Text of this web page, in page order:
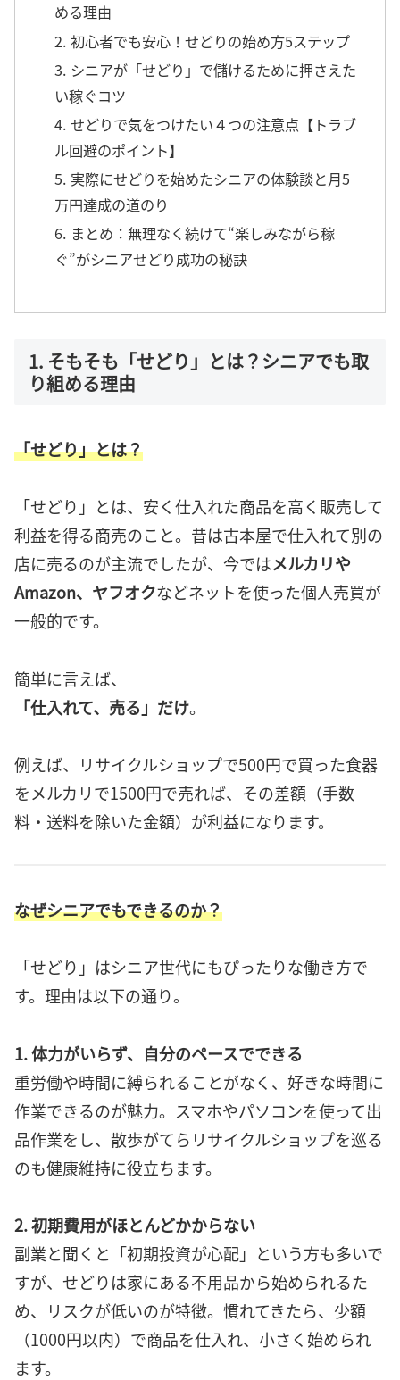
める理由
2. 初心者でも安心！せどりの始め方5ステップ
3. シニアが「せどり」で儲けるために押さえた
い稼ぐコツ
4. せどりで気をつけたい４つの注意点【トラブ
ル回避のポイント】
5. 実際にせどりを始めたシニアの体験談と月5
万円達成の道のり
6. まとめ：無理なく続けて“楽しみながら稼
ぐ”がシニアせどり成功の秘訣
1. そもそも「せどり」とは？シニアでも取
り組める理由
「せどり」とは？
「せどり」とは、安く仕入れた商品を高く販売して
利益を得る商売のこと。昔は古本屋で仕入れて別の
店に売るのが主流でしたが、今ではメルカリや
Amazon、ヤフオクなどネットを使った個人売買が
一般的です。
簡単に言えば、
「仕入れて、売る」だけ。
例えば、リサイクルショップで500円で買った食器
をメルカリで1500円で売れば、その差額（手数
料・送料を除いた金額）が利益になります。
なぜシニアでもできるのか？
「せどり」はシニア世代にもぴったりな働き方で
す。理由は以下の通り。
1. 体力がいらず、自分のペースでできる
重労働や時間に縛られることがなく、好きな時間に
作業できるのが魅力。スマホやパソコンを使って出
品作業をし、散歩がてらリサイクルショップを巡る
のも健康維持に役立ちます。
2. 初期費用がほとんどかからない
副業と聞くと「初期投資が心配」という方も多いで
すが、せどりは家にある不用品から始められるた
め、リスクが低いのが特徴。慣れてきたら、少額
（1000円以内）で商品を仕入れ、小さく始められ
ます。